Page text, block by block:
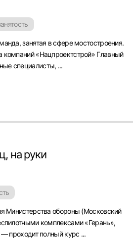
занятая в сфере мостостроения.
«Нацпроектстрой» Главный
специалисты, ...
на руки
Министерства обороны (Московский
комплексами «Герань»,
проходит полный курс ...